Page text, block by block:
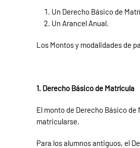
Un Derecho Básico de
Un Arancel Anual.
Los Montos y modalidades de
1. Derecho Básico de Matrícula
El monto de Derecho Básico
matricularse.
Para los alumnos antiguos, el